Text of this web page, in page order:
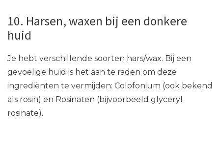
10. Harsen, waxen bij een donkere
huid
Je hebt verschillende soorten hars/wax. Bij een
gevoelige huid is het aan te raden om deze
ingrediënten te vermijden: Colofonium (ook bekend
als rosin) en Rosinaten (bijvoorbeeld glyceryl
rosinate).